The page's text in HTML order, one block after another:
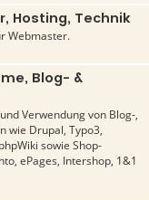
Hosting, Technik
Webmaster.
Blog- &
Verwendung von Blog-,
wie Drupal, Typo3,
sowie Shop-
ePages, Intershop, 1&1